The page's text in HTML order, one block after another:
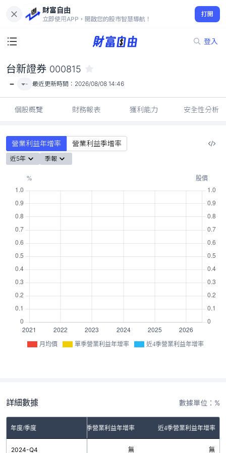
財富自由
立即使用APP，開啟您的股市智慧導航！
打開
登入
-
台新證券 000815
- - 最近更新時間： 2026/08/08 14:46
個股概覽 財務報表 獲利能力 安全性分析
營業利益年增率 營業利益季增率
近5年 季報
月均價 單季營業利益年增率 近4季營業利益年增率
詳細數據 數據單位：%
年度/季度 單季營業利益年增率 近4季營業利益年增率
2024-Q4 無 無